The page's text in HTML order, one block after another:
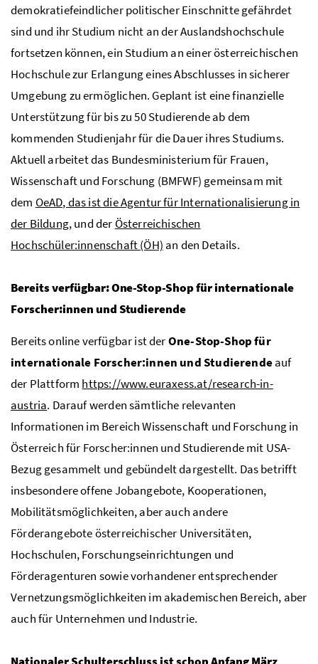
demokratiefeindlicher politischer Einschnitte gefährdet
sind und ihr Studium nicht an der Auslandshochschule
fortsetzen können, ein Studium an einer österreichischen
Hochschule zur Erlangung eines Abschlusses in sicherer
Umgebung zu ermöglichen. Geplant ist eine finanzielle
Unterstützung für bis zu 50 Studierende ab dem
kommenden Studienjahr für die Dauer ihres Studiums.
Aktuell arbeitet das Bundesministerium für Frauen,
Wissenschaft und Forschung (BMFWF) gemeinsam mit
dem OeAD, das ist die Agentur für Internationalisierung in
der Bildung, und der Österreichischen
Hochschüler:innenschaft (ÖH) an den Details.
Bereits verfügbar:One-Stop-Shopfür internationale
Forscher:innen und Studierende
Bereits online verfügbar ist derOne-Stop-Shopfür
internationale Forscher:innen und Studierendeauf
der Plattform https://www.euraxess.at/research-in-
austria. Darauf werden sämtliche relevanten
Informationen im Bereich Wissenschaft und Forschung in
Österreich für Forscher:innen und Studierende mit USA-
Bezug gesammelt und gebündelt dargestellt. Das betrifft
insbesondere offene Jobangebote, Kooperationen,
Mobilitätsmöglichkeiten, aber auch andere
Förderangebote österreichischer Universitäten,
Hochschulen, Forschungseinrichtungen und
Förderagenturen sowie vorhandener entsprechender
Vernetzungsmöglichkeiten im akademischen Bereich, aber
auch für Unternehmen und Industrie.
Nationaler Schulterschluss ist schon Anfang März